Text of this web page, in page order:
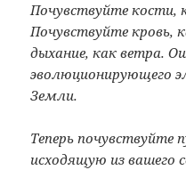
Почувствуйте кости,
Почувствуйте кровь,
дыхание, как ветра.
эволюционирующего
Земли.
Теперь почувствуйте
исходящую из вашего